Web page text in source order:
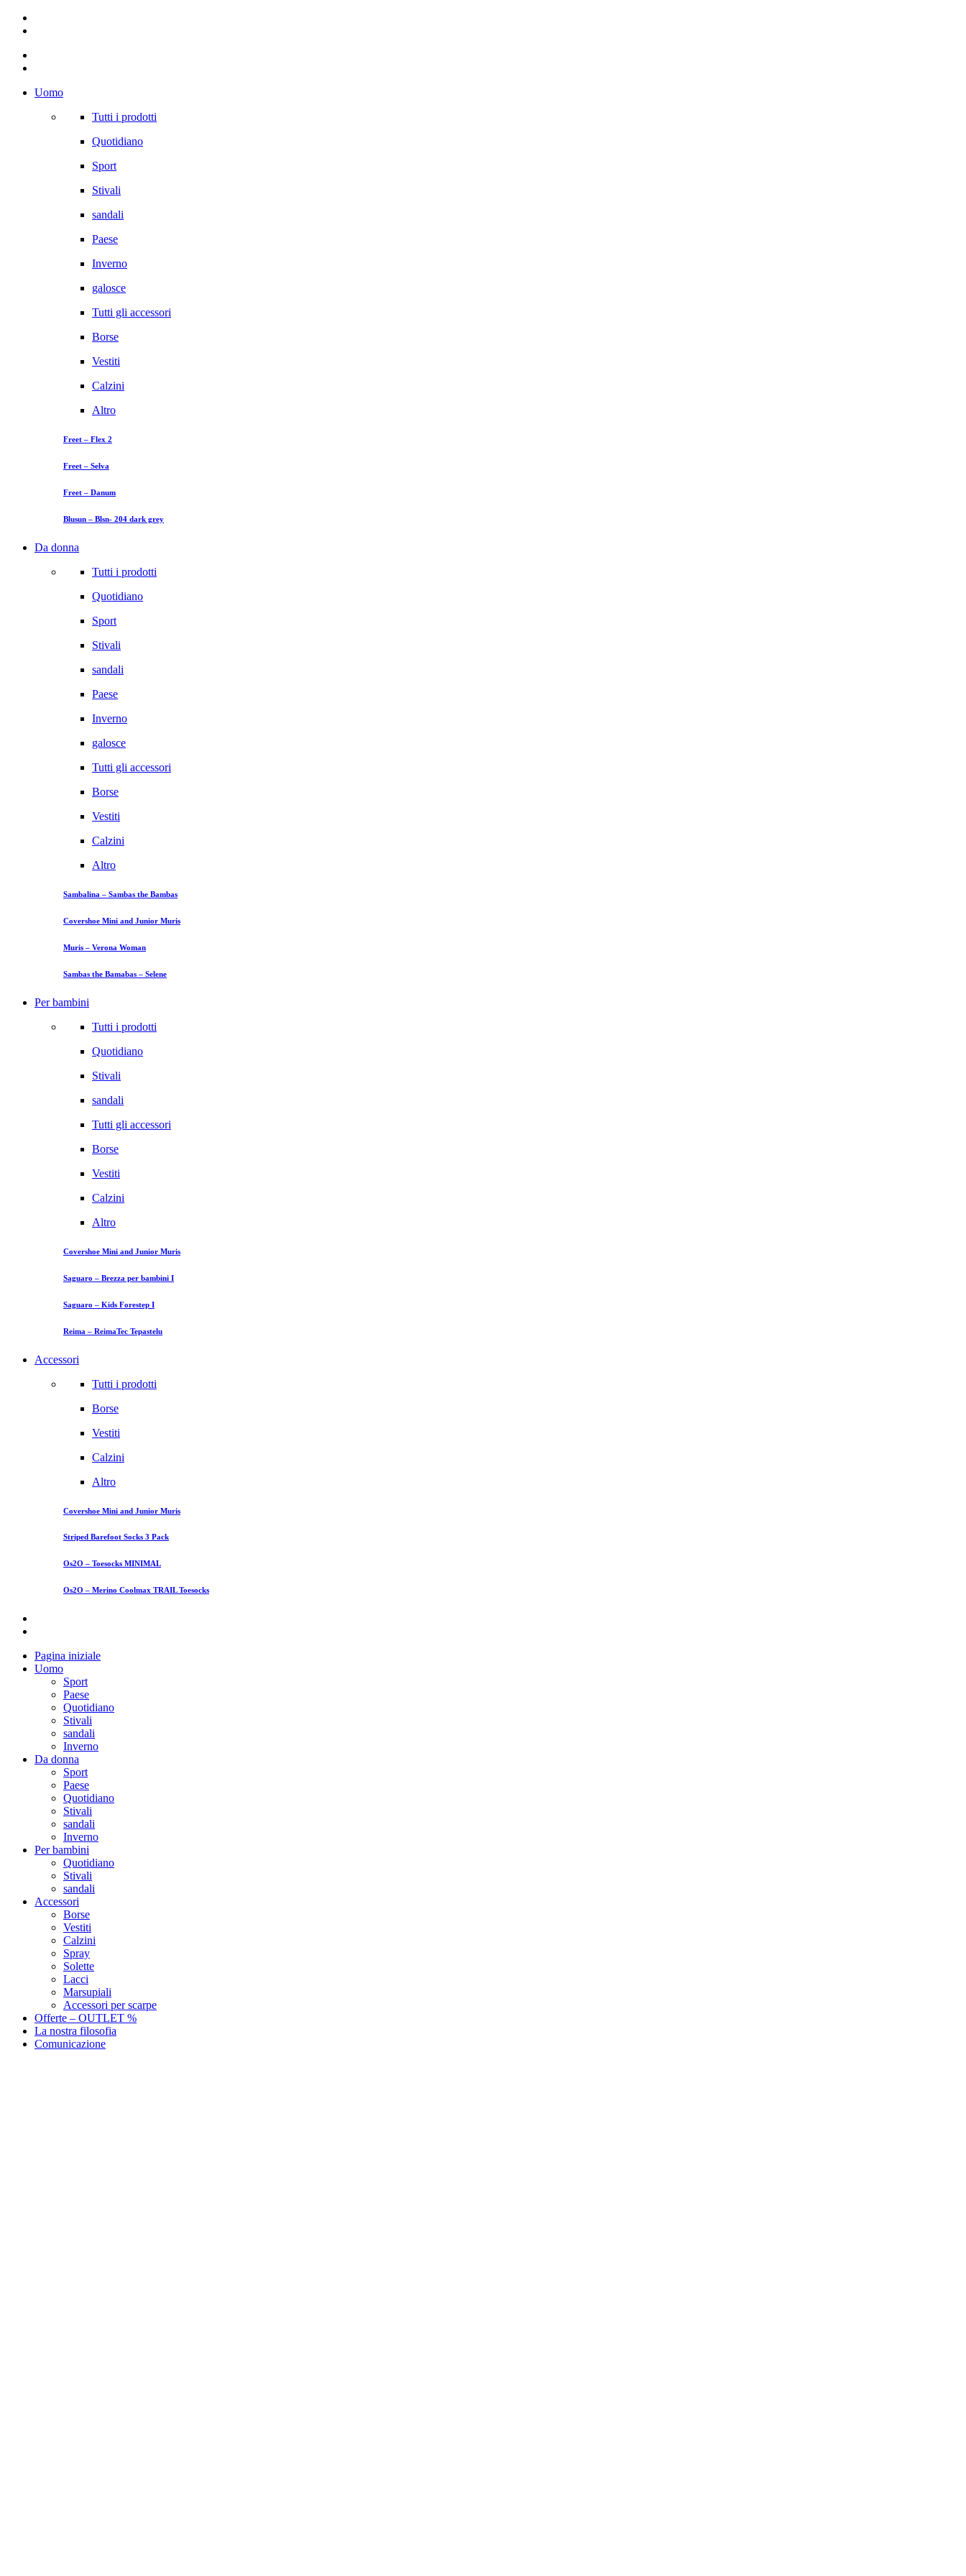
Uomo
Tutti i prodotti
Quotidiano
Sport
Stivali
sandali
Paese
Inverno
galosce
Tutti gli accessori
Borse
Vestiti
Calzini
Altro
Freet – Flex 2
Freet – Selva
Freet – Danum
Blusun – Blsn- 204 dark grey
Da donna
Tutti i prodotti
Quotidiano
Sport
Stivali
sandali
Paese
Inverno
galosce
Tutti gli accessori
Borse
Vestiti
Calzini
Altro
Sambalina – Sambas the Bambas
Covershoe Mini and Junior Muris
Muris – Verona Woman
Sambas the Bamabas – Selene
Per bambini
Tutti i prodotti
Quotidiano
Stivali
sandali
Tutti gli accessori
Borse
Vestiti
Calzini
Altro
Covershoe Mini and Junior Muris
Saguaro – Brezza per bambini I
Saguaro – Kids Forestep I
Reima – ReimaTec Tepastelu
Accessori
Tutti i prodotti
Borse
Vestiti
Calzini
Altro
Covershoe Mini and Junior Muris
Striped Barefoot Socks 3 Pack
Os2O – Toesocks MINIMAL
Os2O – Merino Coolmax TRAIL Toesocks
Pagina iniziale
Uomo
Sport
Paese
Quotidiano
Stivali
sandali
Inverno
Da donna
Sport
Paese
Quotidiano
Stivali
sandali
Inverno
Per bambini
Quotidiano
Stivali
sandali
Accessori
Borse
Vestiti
Calzini
Spray
Solette
Lacci
Marsupiali
Accessori per scarpe
Offerte – OUTLET %
La nostra filosofia
Comunicazione